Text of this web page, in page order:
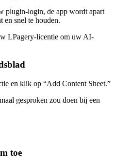
plugin-login, de app wordt apart
en snel te houden.
LPagery-licentie om uw AI-
en klik op “Add Content Sheet.”
gesproken zou doen bij een
toe